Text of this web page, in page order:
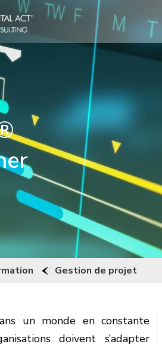
Gestion de projet
un monde en constante
doivent s’adapter